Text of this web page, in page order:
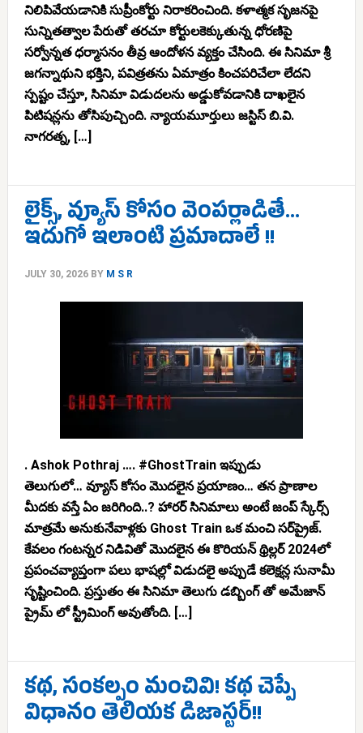
నిలిపివేయడానికి సుప్రీంకోర్టు నిరాకరించింది. కళాత్మక సృజనపై
సున్నితత్వాల పేరుతో తరచూ కోర్టులకెక్కుతున్న ధోరణిపై
సర్వోన్నత ధర్మాసనం తీవ్ర ఆందోళన వ్యక్తం చేసింది. ఈ సినిమా శ్రీ
జగన్నాథుని భక్తిని, పవిత్రతను ఏమాత్రం కించపరిచేలా లేదని
స్పష్టం చేస్తూ, సినిమా విడుదలను అడ్డుకోవడానికి దాఖలైన
పిటిషన్లను తోసిపుచ్చింది. న్యాయమూర్తులు జస్టిస్ బి.వి.
నాగరత్న, […]
లైక్స్, వ్యూస్ కోసం వెంపర్లాడితే…
ఇదుగో ఇలాంటి ప్రమాదాలే !!
JULY 30, 2026BY M S R
. Ashok Pothraj …. #GhostTrain ఇప్పుడు
తెలుగులో… వ్యూస్ కోసం మొదలైన ప్రయాణం… తన ప్రాణాల
మీదకు వస్తే ఏం జరిగింది..? హారర్ సినిమాలు అంటే జంప్ స్కేర్స్
మాత్రమే అనుకునేవాళ్లకు Ghost Train ఒక మంచి సర్‌ప్రైజ్.
కేవలం గంటన్నర నిడివితో మొదలైన ఈ కొరియన్ థ్రిల్లర్ 2024లో
ప్రపంచవ్యాప్తంగా పలు భాషల్లో విడుదలై అప్పుడే కలెక్షన్ల సునామీ
సృష్టించింది. ప్రస్తుతం ఈ సినిమా తెలుగు డబ్బింగ్ తో అమేజాన్
ప్రైమ్ లో స్ట్రీమింగ్ అవుతోంది. […]
కథ, సంకల్పం మంచివి! కథ చెప్పే
విధానం తెలియక డిజాస్టర్!!